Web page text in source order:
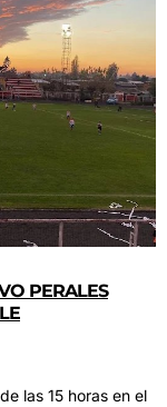
PERALES
las 15 horas en el